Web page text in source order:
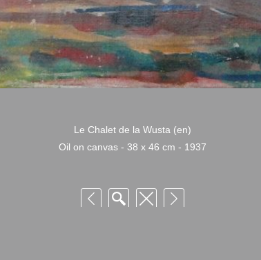
Le Chalet de la Wusta (en)
Oil on canvas - 38 x 46 cm - 1937